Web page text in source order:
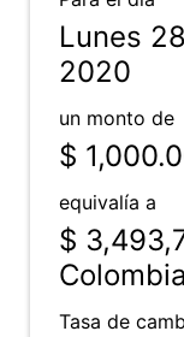
Lunes
2020
un monto de
$
equivalía a
$
Tasa de